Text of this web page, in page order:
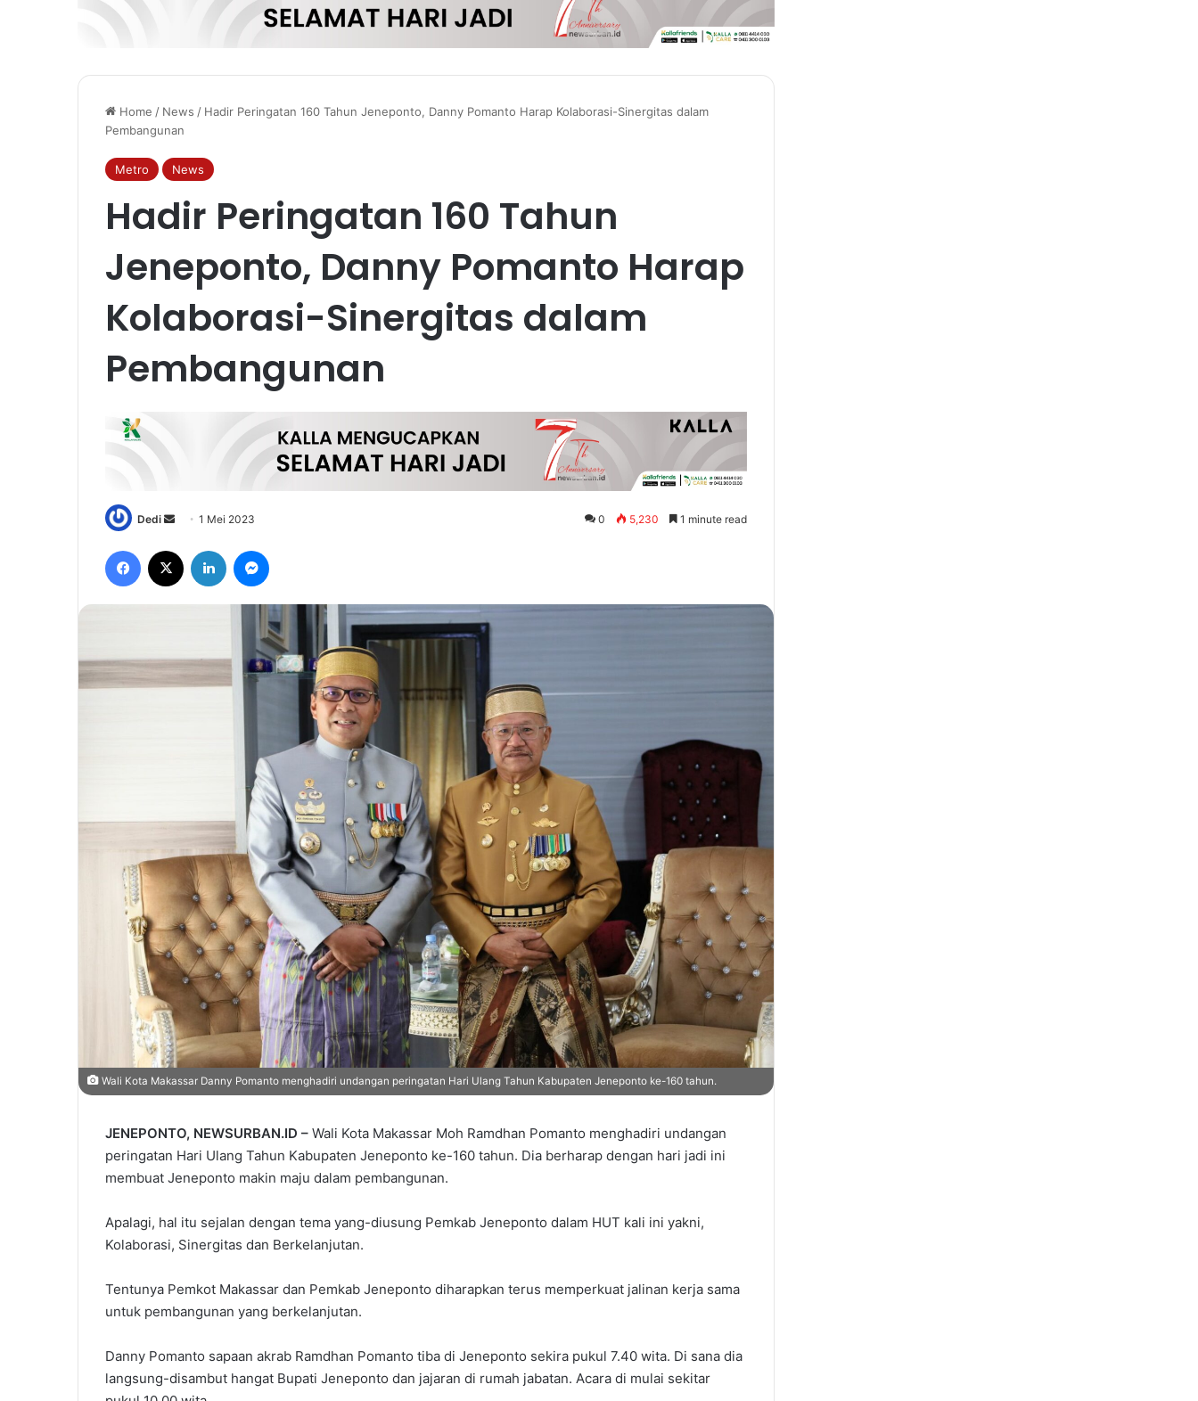
Home / News / Hadir Peringatan 160 Tahun Jeneponto, Danny Pomanto Harap Kolaborasi-Sinergitas dalam
Pembangunan
Metro News
Hadir Peringatan 160 Tahun
Jeneponto, Danny Pomanto Harap
Kolaborasi-Sinergitas dalam
Pembangunan
Dedi
Send
email
1 Mei 2023 0 5,230 1 minute read
Facebook LinkedIn
Wali Kota Makassar Danny Pomanto menghadiri undangan peringatan Hari Ulang Tahun Kabupaten Jeneponto ke-160 tahun.
JENEPONTO, NEWSURBAN.ID – Wali Kota Makassar Moh Ramdhan Pomanto menghadiri undangan
peringatan Hari Ulang Tahun Kabupaten Jeneponto ke-160 tahun. Dia berharap dengan hari jadi ini
membuat Jeneponto makin maju dalam pembangunan.
Apalagi, hal itu sejalan dengan tema yang-diusung Pemkab Jeneponto dalam HUT kali ini yakni,
Kolaborasi, Sinergitas dan Berkelanjutan.
Tentunya Pemkot Makassar dan Pemkab Jeneponto diharapkan terus memperkuat jalinan kerja sama
untuk pembangunan yang berkelanjutan.
Danny Pomanto sapaan akrab Ramdhan Pomanto tiba di Jeneponto sekira pukul 7.40 wita. Di sana dia
langsung-disambut hangat Bupati Jeneponto dan jajaran di rumah jabatan. Acara di mulai sekitar